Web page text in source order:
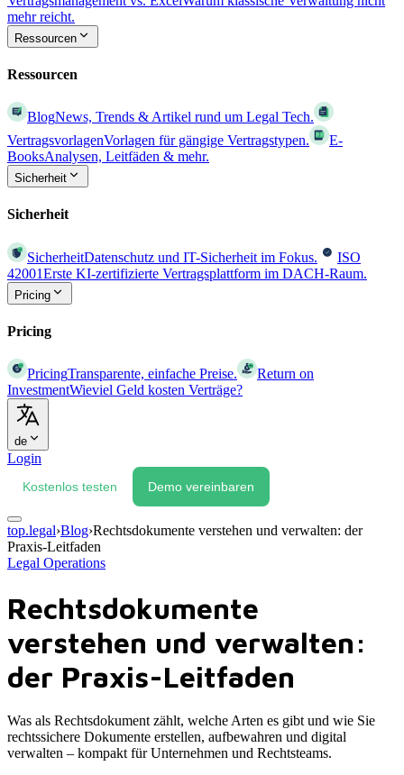
mehr reicht.
Ressourcen
Ressourcen
BlogNews, Trends & Artikel rund um Legal Tech.
VertragsvorlagenVorlagen für gängige Vertragstypen.
E-
BooksAnalysen, Leitfäden & mehr.
Sicherheit
Sicherheit
SicherheitDatenschutz und IT-Sicherheit im Fokus.
ISO
42001Erste KI-zertifizierte Vertragsplattform im DACH-Raum.
Pricing
Pricing
PricingTransparente, einfache Preise.
Return on
InvestmentWieviel Geld kosten Verträge?
de
Login
Kostenlos testen Demo vereinbaren
top.legal›Blog›Rechtsdokumente verstehen und verwalten: der
Praxis-Leitfaden
Legal Operations
Rechtsdokumente
verstehen und verwalten:
der Praxis-Leitfaden
Was als Rechtsdokument zählt, welche Arten es gibt und wie Sie
rechtssichere Dokumente erstellen, aufbewahren und digital
verwalten – kompakt für Unternehmen und Rechtsteams.